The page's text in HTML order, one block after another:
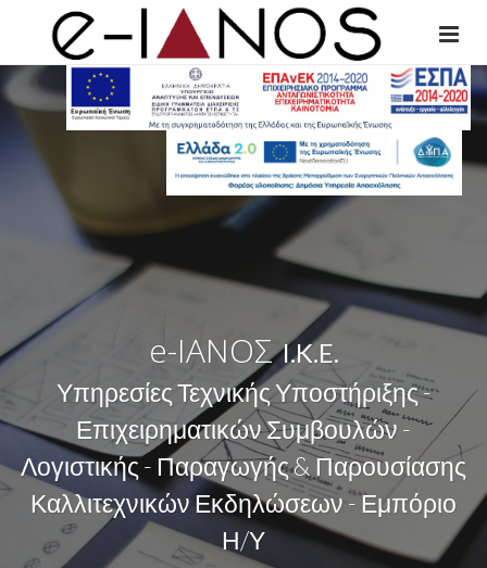
e-ΙΑΝΟΣI.K.E.
Υπηρεσίες Τεχνικής Υποστήριξης -
Επιχειρηματικών Συμβουλών -
Λογιστικής - Παραγωγής & Παρουσίασης
Καλλιτεχνικών Εκδηλώσεων - Εμπόριο
Η/Υ